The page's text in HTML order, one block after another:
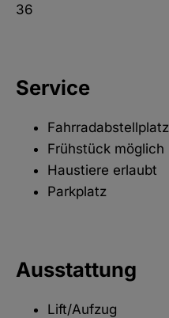
36
Service
Fahrradabstellplatz
Frühstück möglich
Haustiere erlaubt
Parkplatz
Ausstattung
Lift/Aufzug